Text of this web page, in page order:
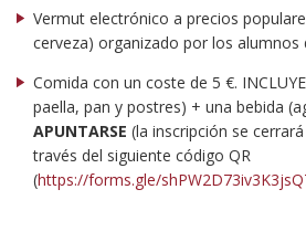
Vermut electrónico a precios
cerveza) organizado por los alumnos
Comida con un coste de 5 €.
paella, pan y postres) + una bebida
APUNTARSE (la inscripción se
través del siguiente código QR
(https://forms.gle/